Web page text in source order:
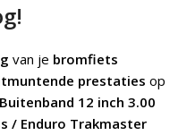
van je bromfiets
prestaties op
Buitenband 12 inch 3.00
/ Enduro Trakmaster